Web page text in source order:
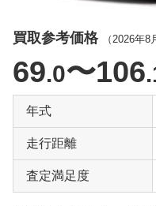
買取参考価格 （ 2026年8
69.0〜106
年式
走行距離
査定満足度